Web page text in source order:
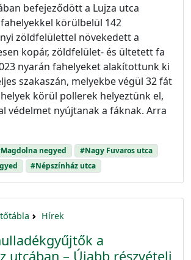
befejeződött a Lujza utca
körülbelül 142
zöldfelülettel növekedett a
kopár, zöldfelület- és ültetett fa
nyarán fahelyeket alakítottunk ki
szakaszán, melyekbe végül 32 fát
körül pollerek helyeztünk el,
védelmet nyújtanak a fáknak. Arra
negyed
#Nagy Fuvaros utca
#Népszínház utca
Hírek
a
utcában – Újabb részvételi